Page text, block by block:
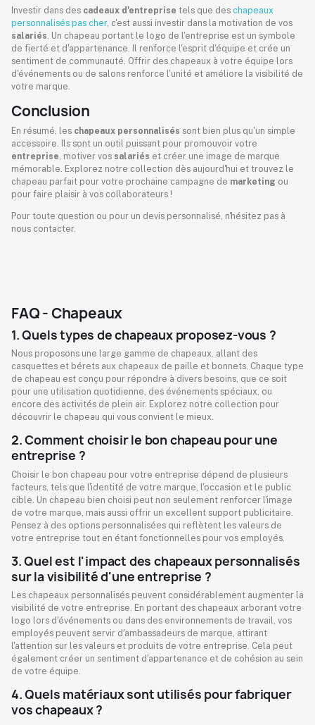
Investir dans des cadeaux d'entreprise tels que des chapeaux
personnalisés pas cher, c'est aussi investir dans la motivation de vos
salariés . Un chapeau portant le logo de l'entreprise est un symbole
de fierté et d'appartenance. Il renforce l'esprit d'équipe et crée un
sentiment de communauté. Offrir des chapeaux à votre équipe lors
d'événements ou de salons renforce l'unité et améliore la visibilité de
votre marque.
Conclusion
En résumé, les chapeaux personnalisés sont bien plus qu'un simple
accessoire. Ils sont un outil puissant pour promouvoir votre
entreprise, motiver vos salariés et créer une image de marque
mémorable. Explorez notre collection dès aujourd'hui et trouvez le
chapeau parfait pour votre prochaine campagne de marketing ou
pour faire plaisir à vos collaborateurs !
Pour toute question ou pour un devis personnalisé, n'hésitez pas à
nous contacter.
FAQ - Chapeaux
1. Quels types de chapeaux proposez-vous ?
Nous proposons une large gamme de chapeaux, allant des
casquettes et bérets aux chapeaux de paille et bonnets. Chaque type
de chapeau est conçu pour répondre à divers besoins, que ce soit
pour une utilisation quotidienne, des événements spéciaux, ou
encore des activités de plein air. Explorez notre collection pour
découvrir le chapeau qui vous convient le mieux.
2. Comment choisir le bon chapeau pour une
entreprise ?
Choisir le bon chapeau pour votre entreprise dépend de plusieurs
facteurs, tels que l'identité de votre marque, l'occasion et le public
cible. Un chapeau bien choisi peut non seulement renforcer l'image
de votre marque, mais aussi offrir un excellent support publicitaire.
Pensez à des options personnalisées qui reflètent les valeurs de
votre entreprise tout en étant fonctionnelles pour vos employés.
3. Quel est l'impact des chapeaux personnalisés
sur la visibilité d'une entreprise ?
Les chapeaux personnalisés peuvent considérablement augmenter la
visibilité de votre entreprise. En portant des chapeaux arborant votre
logo lors d'événements ou dans des environnements de travail, vos
employés peuvent servir d'ambassadeurs de marque, attirant
l'attention sur les valeurs et produits de votre entreprise. Cela peut
également créer un sentiment d'appartenance et de cohésion au sein
de votre équipe.
4. Quels matériaux sont utilisés pour fabriquer
vos chapeaux ?